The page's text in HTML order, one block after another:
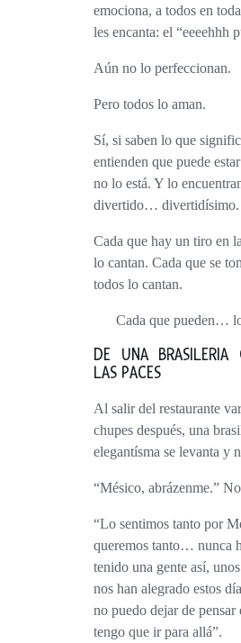
emociona, a todos en
les encanta: el “eeeehhh
Aún no lo perfeccionan.
Pero todos lo aman.
Sí, si saben lo que significa, y sí si
entienden que puede
no lo está. Y lo
divertido… divertidísimo.
Cada que hay un tiro en la tele, todos
lo cantan. Cada que se
todos lo cantan.
Cada que pueden…
DE UNA BRASILERIA QUE HACE
LAS PACES
Al salir del restaurante varias horas y
chupes después, una
elegantísma se levanta y
“Mésico, abrázenme.”
“Lo sentimos tanto por Mésico. Los
queremos tanto… nunca
tenido una gente así,
nos han alegrado estos
no puedo dejar de pensar
tengo que ir para allá”.